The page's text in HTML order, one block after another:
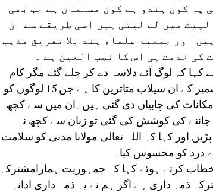
یہ کون ہندو ہے کون مسلمان ہے جب بھی
میں لے لیتی ہیں اسی طریقے سے ان
اور جمعیۃ علماء ہند بلا تفریق مذہب
کی خدمت ہی اس کا نصب العین ہے ۔
کہا کہ لوگ آئے دلاسہ دے کر چلے گئے مگر کام
جمعیۃ علماء ہند نے کیا۔ یہ مجموعی تاثر جموں و کشمیر کے ان سیلاب متاثرین کا ہے جن 15 لوگوں کو
کی چابیاں دی گئی ہیں۔ان میں سے کچھ
کی کوشش کی گئی تو زبان سے کچھ نہ
اور کہا کہ اللہ تعالی مولانا مدنی کو سلامت
درد کو محسوس کیا۔
خطاب کرتے ہوئے کہا کہ جمہوریت ہمارامشترکہ
ذمہ داری ہے اگر ہم نے یہ ذمہ داری ادانہ